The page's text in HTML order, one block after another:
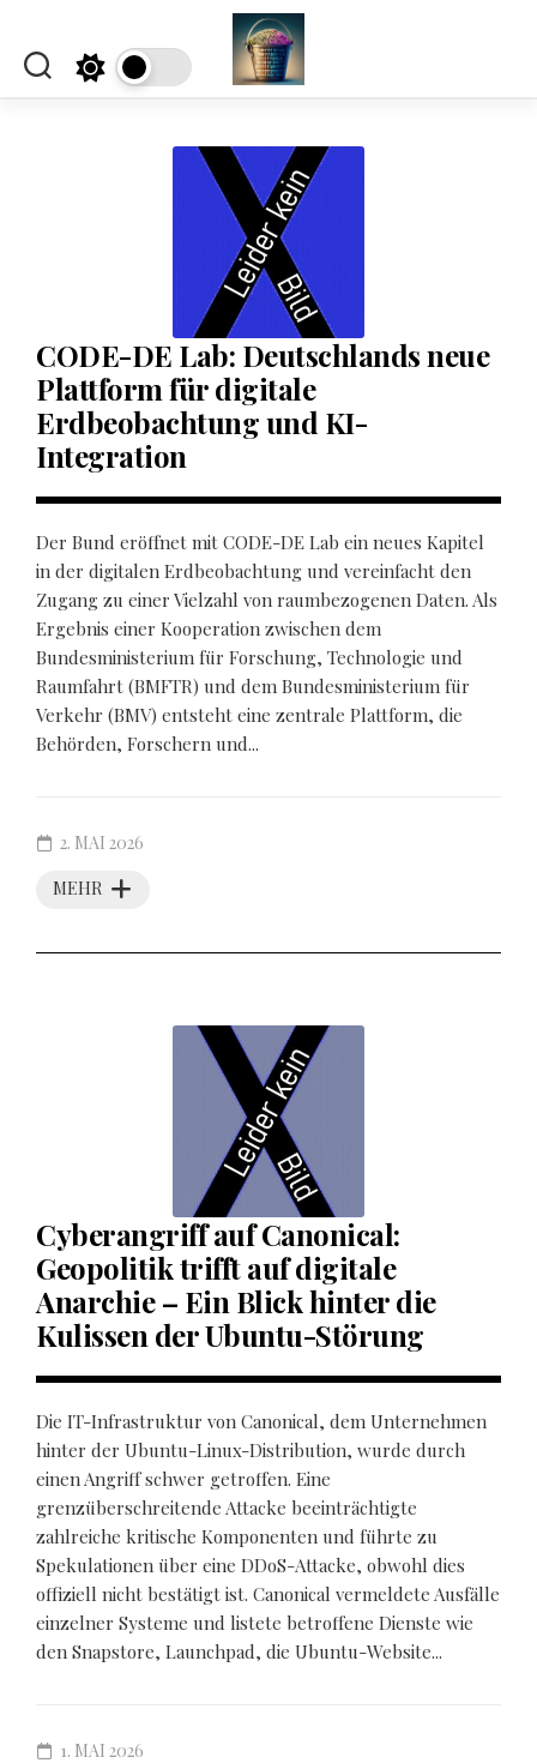
content
CODE-DE Lab: Deutschlands neue
Plattform für digitale
Erdbeobachtung und KI-
Integration
Der Bund eröffnet mit CODE-DE Lab ein neues Kapitel
in der digitalen Erdbeobachtung und vereinfacht den
Zugang zu einer Vielzahl von raumbezogenen Daten. Als
Ergebnis einer Kooperation zwischen dem
Bundesministerium für Forschung, Technologie und
Raumfahrt (BMFTR) und dem Bundesministerium für
Verkehr (BMV) entsteht eine zentrale Plattform, die
Behörden, Forschern und...
MEHR
2. MAI 2026
Cyberangriff auf Canonical:
Geopolitik trifft auf digitale
Anarchie – Ein Blick hinter die
Kulissen der Ubuntu-Störung
Die IT-Infrastruktur von Canonical, dem Unternehmen
hinter der Ubuntu-Linux-Distribution, wurde durch
einen Angriff schwer getroffen. Eine
grenzüberschreitende Attacke beeinträchtigte
zahlreiche kritische Komponenten und führte zu
Spekulationen über eine DDoS-Attacke, obwohl dies
offiziell nicht bestätigt ist. Canonical vermeldete Ausfälle
einzelner Systeme und listete betroffene Dienste wie
den Snapstore, Launchpad, die Ubuntu-Website...
1. MAI 2026